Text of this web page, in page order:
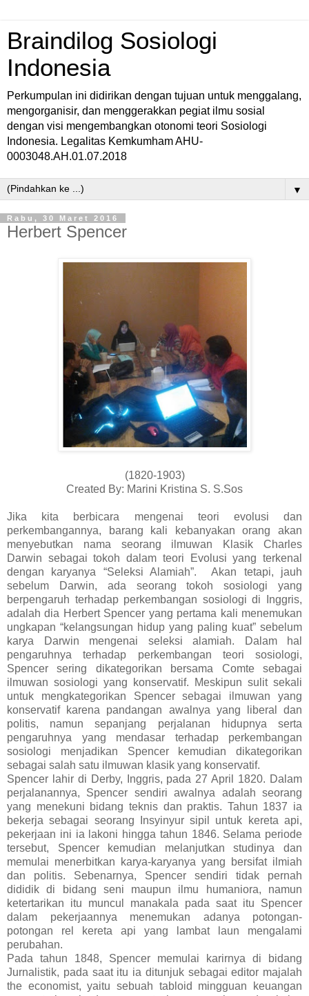
Braindilog Sosiologi
Indonesia
Perkumpulan ini didirikan dengan tujuan untuk menggalang,
mengorganisir, dan menggerakkan pegiat ilmu sosial
dengan visi mengembangkan otonomi teori Sosiologi
Indonesia. Legalitas Kemkumham AHU-
0003048.AH.01.07.2018
▼
Rabu, 30 Maret 2016
Herbert Spencer
(1820-1903)
Created By: Marini Kristina S. S.Sos
Jika kita berbicara mengenai teori evolusi dan
perkembangannya, barang kali kebanyakan orang akan
menyebutkan nama seorang ilmuwan Klasik Charles
Darwin sebagai tokoh dalam teori Evolusi yang terkenal
dengan karyanya “Seleksi Alamiah”. Akan tetapi, jauh
sebelum Darwin, ada seorang tokoh sosiologi yang
berpengaruh terhadap perkembangan sosiologi di Inggris,
adalah dia Herbert Spencer yang pertama kali menemukan
ungkapan “kelangsungan hidup yang paling kuat” sebelum
karya Darwin mengenai seleksi alamiah. Dalam hal
pengaruhnya terhadap perkembangan teori sosiologi,
Spencer sering dikategorikan bersama Comte sebagai
ilmuwan sosiologi yang konservatif. Meskipun sulit sekali
untuk mengkategorikan Spencer sebagai ilmuwan yang
konservatif karena pandangan awalnya yang liberal dan
politis, namun sepanjang perjalanan hidupnya serta
pengaruhnya yang mendasar terhadap perkembangan
sosiologi menjadikan Spencer kemudian dikategorikan
sebagai salah satu ilmuwan klasik yang konservatif.
Spencer lahir di Derby, Inggris, pada 27 April 1820. Dalam
perjalanannya, Spencer sendiri awalnya adalah seorang
yang menekuni bidang teknis dan praktis. Tahun 1837 ia
bekerja sebagai seorang Insyinyur sipil untuk kereta api,
pekerjaan ini ia lakoni hingga tahun 1846. Selama periode
tersebut, Spencer kemudian melanjutkan studinya dan
memulai menerbitkan karya-karyanya yang bersifat ilmiah
dan politis. Sebenarnya, Spencer sendiri tidak pernah
dididik di bidang seni maupun ilmu humaniora, namun
ketertarikan itu muncul manakala pada saat itu Spencer
dalam pekerjaannya menemukan adanya potongan-
potongan rel kereta api yang lambat laun mengalami
perubahan.
Pada tahun 1848, Spencer memulai karirnya di bidang
Jurnalistik, pada saat itu ia ditunjuk sebagai editor majalah
the economist, yaitu sebuah tabloid mingguan keuangan